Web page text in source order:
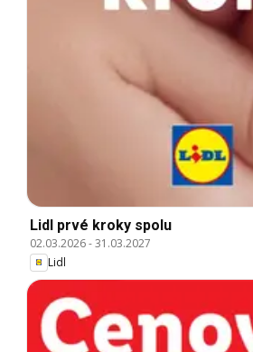
Lidl prvé kroky spolu
02.03.2026-31.03.2027
Lidl